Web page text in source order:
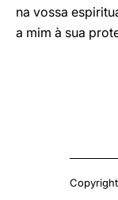
na vossa
a mim à sua